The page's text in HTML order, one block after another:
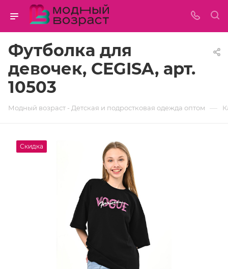
Футболка для
девочек, CEGISA, арт.
10503
Модный возраст - Детская и подростковая одежда оптом —
Скидка